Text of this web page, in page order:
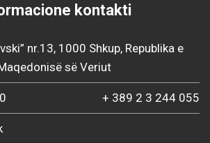
kontakti
nr.13, 1000 Shkup, Republika e
së Veriut
+ 389 2 3 244 055